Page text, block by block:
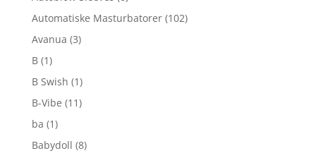
Automatiske Masturbatorer (102)
Avanua (3)
B (1)
B Swish (1)
B-Vibe (11)
ba (1)
Babydoll (8)